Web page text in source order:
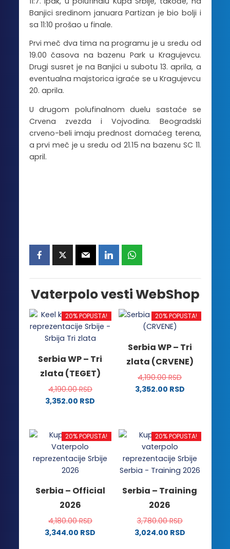
Banjici sredinom januara Partizan je bio bolji i
sa 11:10 prošao u finale.
Prvi meč dva tima na programu je u sredu od
19.00 časova na bazenu Park u Kragujevcu.
Drugi susret je na Banjici u subotu 13. aprila, a
eventualna majstorica igraće se u Kragujevcu
20. aprila.
U drugom polufinalnom duelu sastaće se
Crvena zvezda i Vojvodina. Beogradski
crveno-beli imaju prednost domaćeg terena,
a prvi meč je u sredu od 21.15 na bazenu SC 11.
april.
Vaterpolo vesti WebShop
20% POPUSTA!
Serbia WP – Tri
zlata (TEGET)
4,190.00RSD
3,352.00 RSD
ima
više
varijanti.
Opcije
biti
izabrane
na
stranici
20% POPUSTA!
Serbia WP – Tri
zlata (CRVENE)
4,190.00RSD
3,352.00 RSD
više
varijanti.
Opcije
mogu
izabrane
na
stranici
proizvoda.
20% POPUSTA!
Serbia – Official
2026
4,180.00RSD
3,344.00 RSD
20% POPUSTA!
Serbia – Training
2026
3,780.00RSD
3,024.00 RSD